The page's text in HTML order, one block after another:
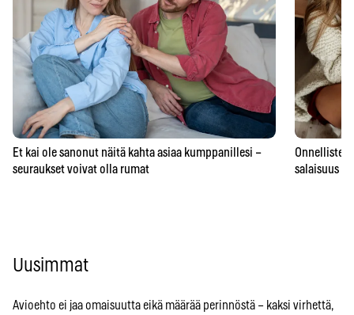
Et kai ole sanonut näitä kahta asiaa kumppanillesi –
seuraukset voivat olla rumat
Onnellisten
salaisuus –
Uusimmat
Avioehto ei jaa omaisuutta eikä määrää perinnöstä – kaksi virhettä,